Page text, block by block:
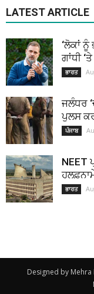
LATEST ARTICLE
‘ਲੋਕਾਂ
ਗਾਂਧੀ
ਭਾਰਤ
ਜਲੰਧਰ
ਪੁਲਸ
ਪੰਜਾਬ
NEET
ਭਾਰਤ
Designed by Mehra